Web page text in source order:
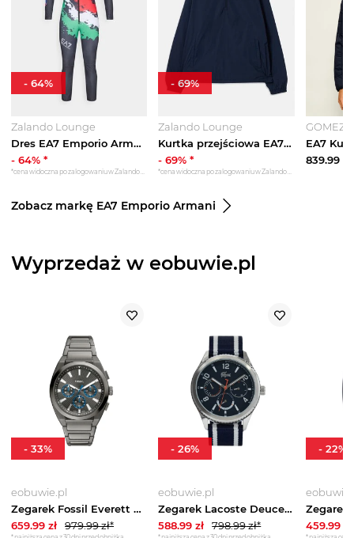
Zalando Lounge
Dres EA7 Emporio Armani szary
- 64% *
*cena widoczna po zalogowaniu w Zalando Lounge
- 64%
Zalando Lounge
Kurtka przejściowa EA7 Emporio Armani niebieski
-69% *
*cena widoczna po zalogowaniu w Zalando Lounge
-69%
GOMEZ
839.99zł
Zobacz markę EA7 Emporio Armani
Wyprzedaż w eobuwie.pl
eobuwie.pl
Zegarek Fossil Everett Chronograph FS6107 Szary
659.99 zł 979.99zł*
- 33%
eobuwie.pl
Zegarek Lacoste Deuce 2011290 Granatowy
588.99 zł 798.99zł*
-26%
459.99zł
- 22%